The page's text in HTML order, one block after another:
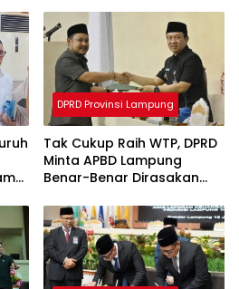
DPRD Provinsi Lampung
Tak Cukup Raih WTP, DPRD
Minta APBD Lampung
Benar-Benar Dirasakan